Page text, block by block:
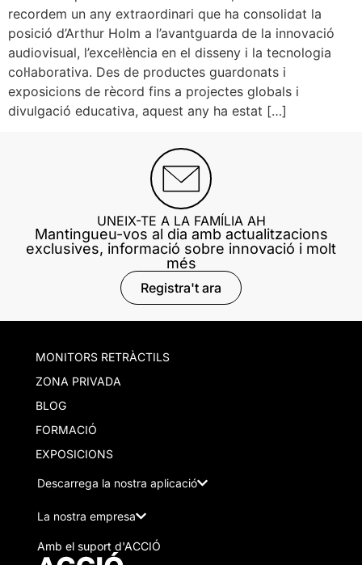
recordem un any extraordinari que ha consolidat la
posició d’Arthur Holm a l’avantguarda de la innovació
audiovisual, l’excel·lència en el disseny i la tecnologia
col·laborativa. Des de productes guardonats i
exposicions de rècord fins a projectes globals i
divulgació educativa, aquest any ha estat […]
UNEIX-TE A LA FAMÍLIA AH
Mantingueu-vos al dia amb actualitzacions
exclusives, informació sobre innovació i molt
més
Registra't ara
MONITORS RETRÀCTILS
ZONA PRIVADA
BLOG
FORMACIÓ
EXPOSICIONS
Descarrega la nostra aplicació
La nostra empresa
Amb el suport d'ACCIÓ